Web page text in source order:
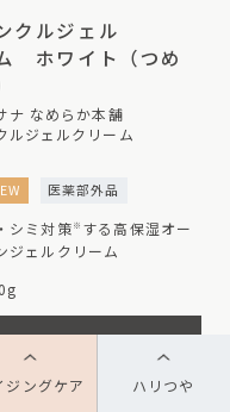
クルジェル
ホワイト（つめ
ナ なめらか本舗
ルジェルクリーム
医薬部外品
シミ対策※ する高保湿オー
ジェルクリーム
ジングケア ハリつや